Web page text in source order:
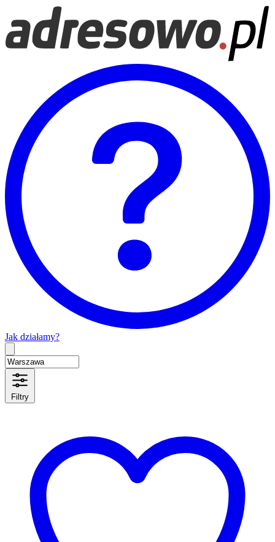
Jak działamy?
Filtry